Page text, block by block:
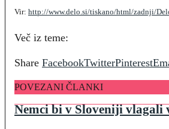
Vir: http://www.delo.si/tiskano/html/zadnji/
Več iz teme:
Share FacebookTwitterPinterest
POVEZANI ČLANKI
Nemci bi v Sloveniji vlagali